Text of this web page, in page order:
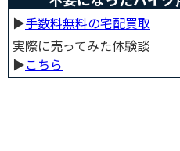
▶︎手数料無料の宅配買取
実際に売ってみた体験談
▶︎こちら